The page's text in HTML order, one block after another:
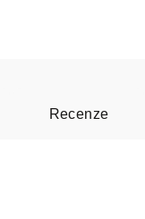
Recenze